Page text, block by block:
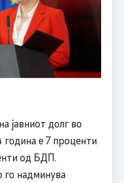
јавниот долг во
е 7 проценти
од БДП.
го надминува